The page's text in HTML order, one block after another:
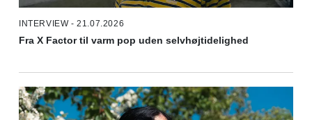
INTERVIEW - 21.07.2026
Fra X Factor til varm pop uden selvhøjtidelighed